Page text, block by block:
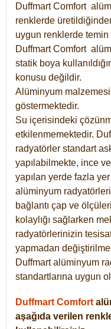
Duffmart Comfort
renklerde
uygun renklerde
DuffmartComfort
statik boya
konusu değildir.
Alüminyum
göstermektedir.
Su içerisindeki
etkilenmemektedir.
radyatörler standart
yapılabilmekte, ince
yapılan yerde fazla
alüminyum
bağlantı çap ve
kolaylığı sağlarken
radyatörlerinizin
yapmadan
Duffmart alüminyum
standartlarına uygun
Duffmart Comfort
aşağıda verilen